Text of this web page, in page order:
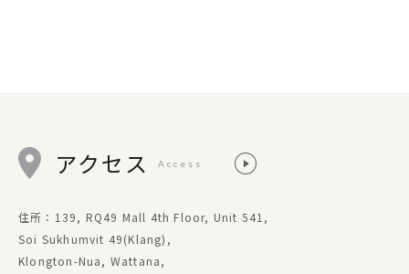
アクセス Access
住所：139, RQ49 Mall 4th Floor, Unit 541,
Soi Sukhumvit 49(Klang),
Klongton-Nua, Wattana,